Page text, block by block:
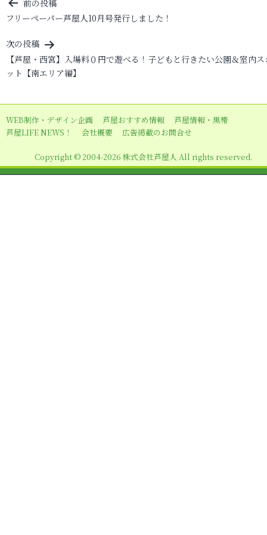
投
稿
ナ
ビ
ゲ
シ
ョ
前の投稿
フリーペーパー芦屋人10月号発行しました！
次の投稿
【芦屋・西宮】入場料０円で遊べる！子どもと行きたい公園＆室内ス
ット【南エリア編】
WEB制作・デザイン企画 芦屋おすすめ情報
芦屋情報・黒帯
芦屋LIFE NEWS！
会社概要 広告掲載のお問合せ
Copyright © 2004-2026 株式会社芦屋人 All rights reserved.